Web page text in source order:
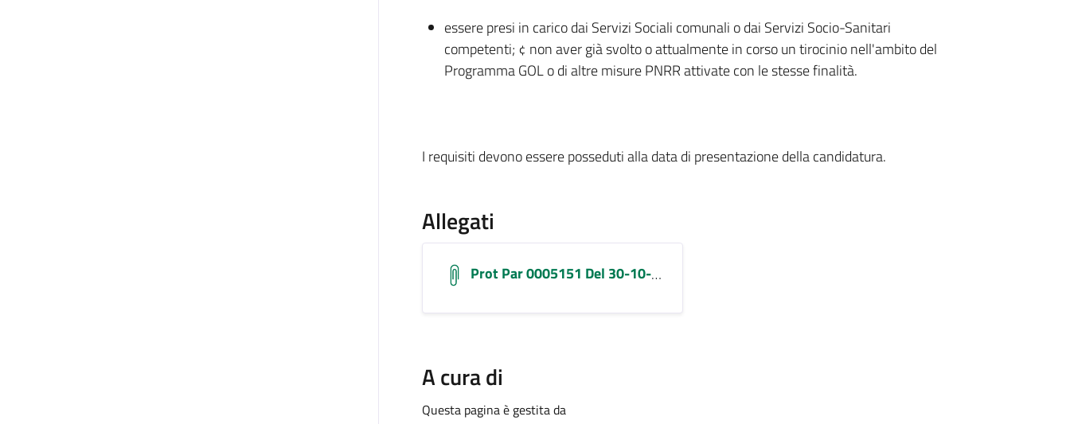
essere presi in carico dai Servizi Sociali comunali o dai Servizi Socio-Sanitari
competenti; ¢ non aver già svolto o attualmente in corso un tirocinio nell'ambito del
Programma GOL o di altre misure PNRR attivate con le stesse finalità.
I requisiti devono essere posseduti alla data di presentazione della candidatura.
Allegati
Prot Par 0005151 Del 30-10-2025 - Documento Doc09961420251030134406
A cura di
Questa pagina è gestita da